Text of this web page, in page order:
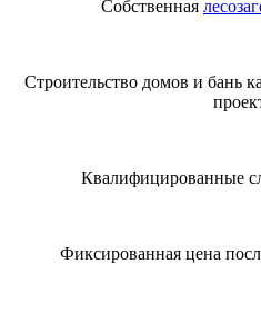
Собственная
Строительство домов и бань
Квалифицированные
Фиксированная цена